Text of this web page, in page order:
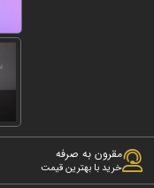
مقرون به صرفه
خرید با بهترین قیمت